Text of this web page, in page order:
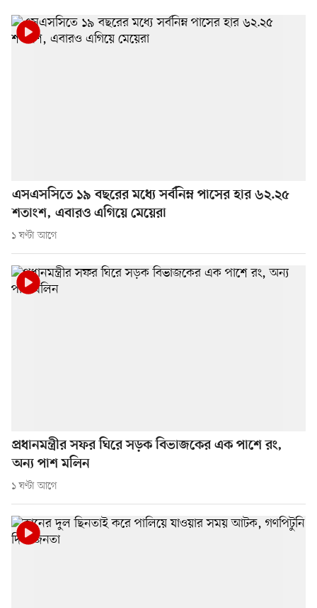
এসএসসিতে ১৯ বছরের মধ্যে সর্বনিম্ন পাসের হার ৬২.২৫
শতাংশ, এবারও এগিয়ে মেয়েরা
১ ঘণ্টা আগে
প্রধানমন্ত্রীর সফর ঘিরে সড়ক বিভাজকের এক পাশে রং,
অন্য পাশ মলিন
১ ঘণ্টা আগে